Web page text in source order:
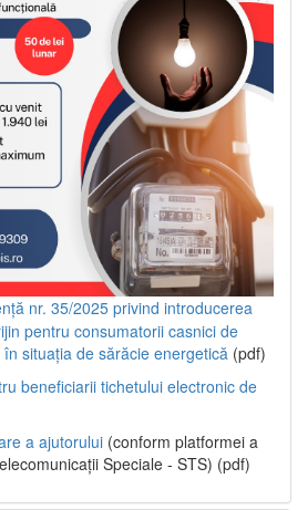
nr. 35/2025 privind introducerea
pentru consumatorii casnici de
situația de sărăcie energetică (pdf)
beneficiarii tichetului electronic de
a ajutorului (conform platformei a
Speciale - STS) (pdf)